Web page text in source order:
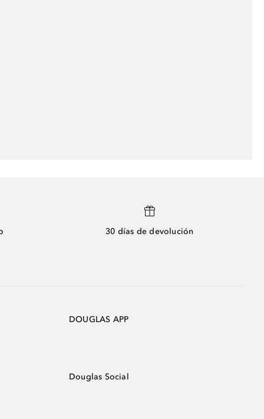
30 días de devolución
DOUGLAS APP
Douglas Social